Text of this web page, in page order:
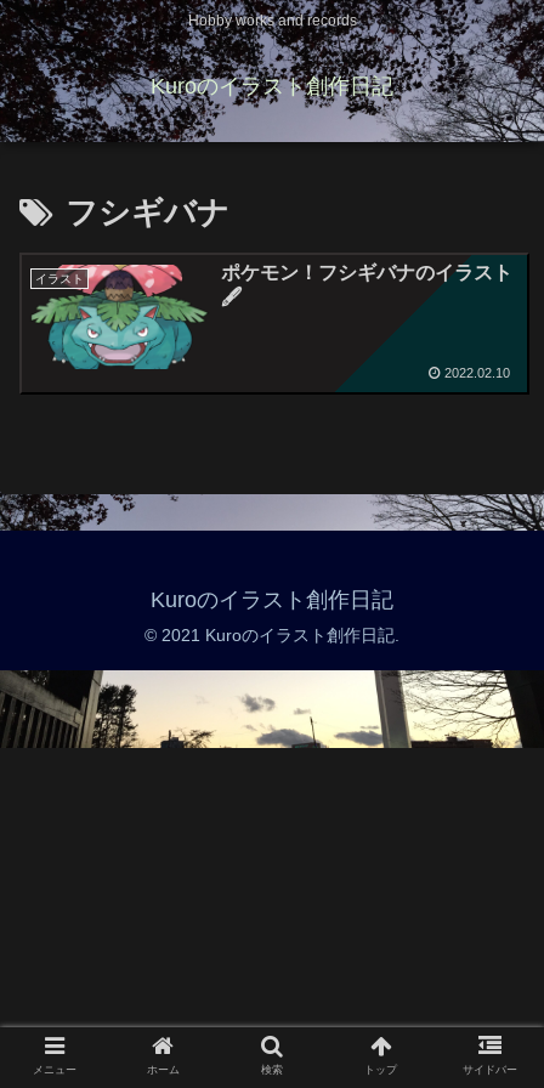
Hobby works and records
Kuroのイラスト創作日記
フシギバナ
イラスト
ポケモン！フシギバナのイラスト
🖋
2022.02.10
Kuroのイラスト創作日記
© 2021 Kuroのイラスト創作日記.
メニュー ホーム 検索 トップ サイドバー